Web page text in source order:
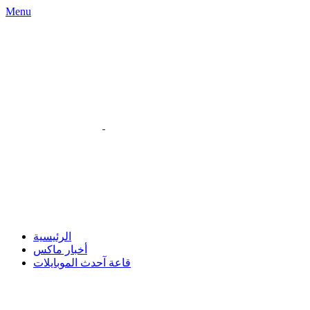
Menu
الرئيسية
أخبار ماكس
قاعة آحدث الموبايلات